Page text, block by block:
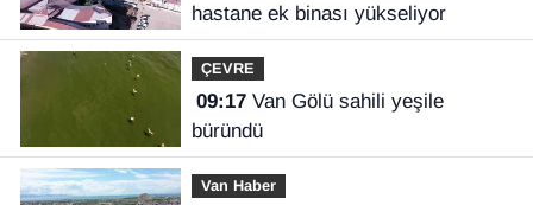
hastane ek binası yükseliyor
ÇEVRE
09:17Van Gölü sahili yeşile
büründü
Van Haber